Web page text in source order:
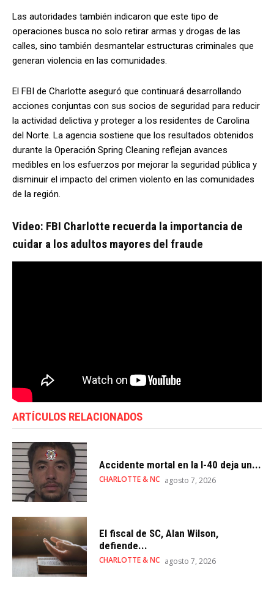
Las autoridades también indicaron que este tipo de
operaciones busca no solo retirar armas y drogas de las
calles, sino también desmantelar estructuras criminales que
generan violencia en las comunidades.
El FBI de Charlotte aseguró que continuará desarrollando
acciones conjuntas con sus socios de seguridad para reducir
la actividad delictiva y proteger a los residentes de Carolina
del Norte. La agencia sostiene que los resultados obtenidos
durante la Operación Spring Cleaning reflejan avances
medibles en los esfuerzos por mejorar la seguridad pública y
disminuir el impacto del crimen violento en las comunidades
de la región.
Video: FBI Charlotte recuerda la importancia de
cuidar a los adultos mayores del fraude
ARTÍCULOS RELACIONADOS
Accidente mortal en la I-40 deja un...
CHARLOTTE & NC agosto 7, 2026
El fiscal de SC, Alan Wilson,
defiende...
CHARLOTTE & NC agosto 7, 2026